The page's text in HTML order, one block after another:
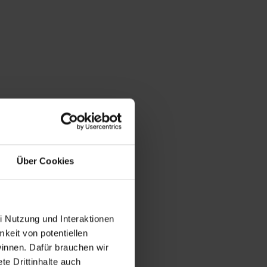
Über Cookies
Nutzung und Interaktionen
von potentiellen
Dafür brauchen wir
Drittinhalte auch